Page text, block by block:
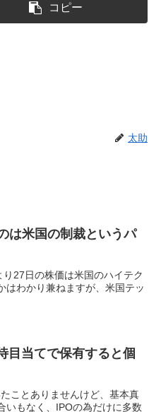
コピー
太助
は米国の制裁というパ
27日の株価は米国のハイテク
はわかり兼ねますが、米国テッ
目当てで保有すると個
ことありませんけど、基本真
いもなく、IPOの為だけに多数